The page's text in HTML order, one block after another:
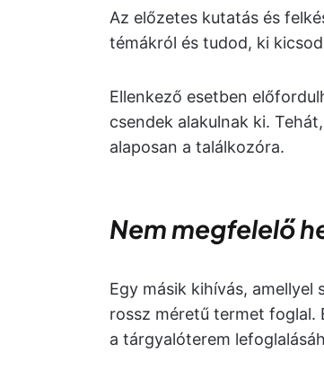
Az előzetes kutatás és
témákról és tudod, ki
Ellenkező esetben
csendek alakulnak ki.
alaposan a találkozóra.
Nem megfelelő
Egy másik kihívás,
rossz méretű termet foglal.
a tárgyalóterem